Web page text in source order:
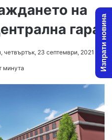
на
гара
четвъртък, 23 септември, 2021
минута Изпрати новина